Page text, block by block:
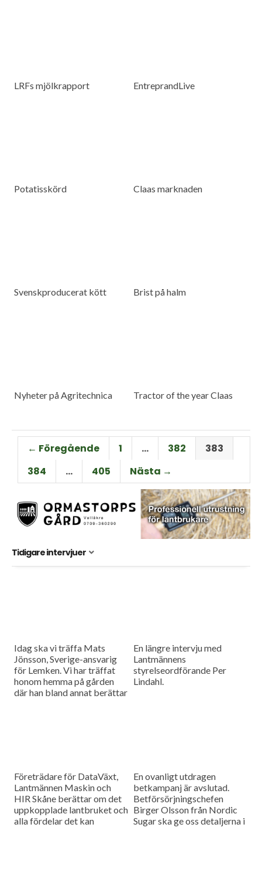
LRFs mjölkrapport EntreprandLive
Potatisskörd Claas marknaden
Svenskproducerat kött Brist på halm
Nyheter på Agritechnica Tractor of the year Claas
← Föregående 1 … 382
383
384
… 405 Nästa →
Tidigare intervjuer
Idag ska vi träffa Mats
Jönsson, Sverige-ansvarig
för Lemken. Vi har träffat
honom hemma på gården
där han bland annat berättar
En längre intervju med
Lantmännens
styrelseordförande Per
Lindahl.
Företrädare för DataVäxt,
Lantmännen Maskin och
HIR Skåne berättar om det
uppkopplade lantbruket och
alla fördelar det kan
En ovanligt utdragen
betkampanj är avslutad.
Betförsörjningschefen
Birger Olsson från Nordic
Sugar ska ge oss detaljerna i